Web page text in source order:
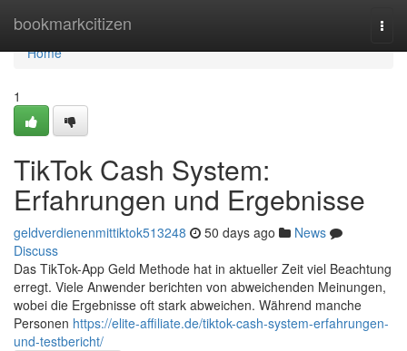
bookmarkcitizen
Home
Home
1
TikTok Cash System:
Erfahrungen und Ergebnisse
geldverdienenmittiktok513248 50 days ago
News
Discuss
Das TikTok-App Geld Methode hat in aktueller Zeit viel Beachtung
erregt. Viele Anwender berichten von abweichenden Meinungen,
wobei die Ergebnisse oft stark abweichen. Während manche
Personen https://elite-affiliate.de/tiktok-cash-system-erfahrungen-
und-testbericht/